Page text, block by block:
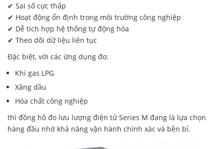
✔ Sai số cực thấp
✔ Hoạt động ổn định trong môi trường công nghiệp
✔ Dễ tích hợp hệ thống tự động hóa
✔ Theo dõi dữ liệu liên tục
Đặc biệt, với các ứng dụng đo:
Khí gas LPG
Xăng dầu
Hóa chất công nghiệp
thì đồng hồ đo lưu lượng điện tử Series M đang là lựa chọn
hàng đầu nhờ khả năng vận hành chính xác và bền bỉ.